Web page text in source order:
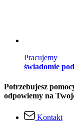
Pracujemy
świadomie
Potrzebujesz
odpowiemy na
Kontakt